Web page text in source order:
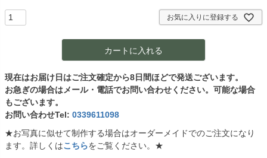
お気に入りに登録する
カートに入れる
現在はお届け日はご注文確定から8日間ほどで発送ございます。
お急ぎの場合はメール・電話でお問い合わせください。可能な場合
もございます。
お問い合わせTel: 0339611098
★お写真に似せて制作する場合はオーダーメイドでのご注文になり
ます。詳しくはこちらをご覧ください。★